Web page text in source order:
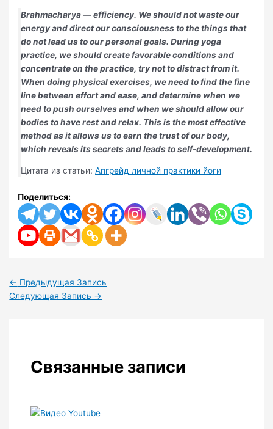
Brahmacharya — efficiency. We should not waste our
energy and direct our consciousness to the things that
do not lead us to our personal goals. During yoga
practice, we should create favorable conditions and
concentrate on the practice, try not to distract from it.
When doing physical exercises, we need to find the fine
line between effort and ease, and determine when we
need to push ourselves and when we should allow our
bodies to have rest and relax. This is the most effective
method as it allows us to earn the trust of our body,
which reveals its secrets and leads to self-development.
Цитата из статьи:Апгрейд личной практики йоги
Поделиться:
← Предыдущая Запись
Следующая Запись →
Связанные записи